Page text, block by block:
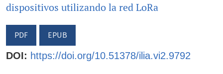
dispositivos utilizando la red LoRa
PDF EPUB
DOI: https://doi.org/10.51378/ilia.vi2.9792